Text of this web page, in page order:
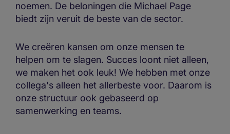
noemen. De beloningen die Michael Page
biedt zijn veruit de beste van de sector.
We creëren kansen om onze mensen te
helpen om te slagen. Succes loont niet alleen,
we maken het ook leuk! We hebben met onze
collega's alleen het allerbeste voor. Daarom is
onze structuur ook gebaseerd op
samenwerking en teams.